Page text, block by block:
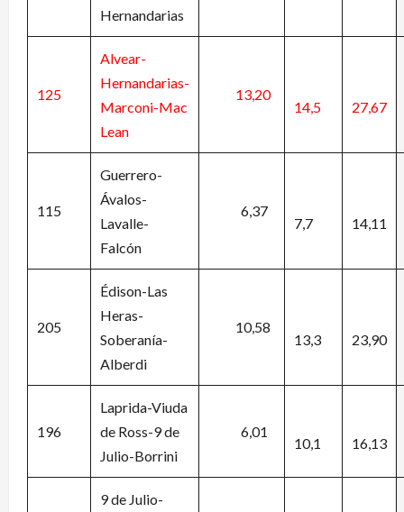
Hernandarias
125
Alvear-
Hernandarias-
Marconi-Mac
Lean
13,20
14,5 27,67
115
Guerrero-
Ávalos-
Lavalle-
Falcón
6,37
7,7 14,11
205
Édison-Las
Heras-
Soberanía-
Alberdi
10,58
13,3 23,90
196
Laprida-Viuda
de Ross-9 de
Julio-Borrini
6,01
10,1 16,13
9 de Julio-